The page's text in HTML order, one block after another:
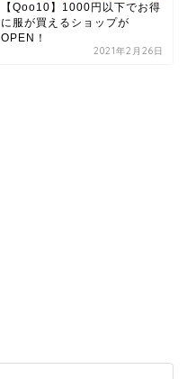
【Qoo10】1000円以下でお得
に服が買えるショップが
OPEN！
2021年2月26日